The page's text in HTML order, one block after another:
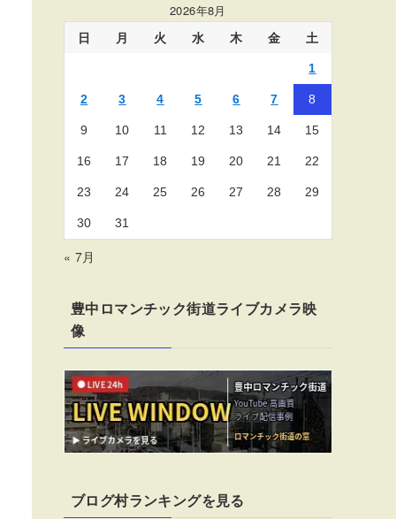
ー
2026年8月
日 月 火 水 木 金 土
1
2 3 4 5 6 7 8
9 10 11 12 13 14 15
16 17 18 19 20 21 22
23 24 25 26 27 28 29
30 31
« 7月
豊中ロマンチック街道ライブカメラ映
像
ブログ村ランキングを見る